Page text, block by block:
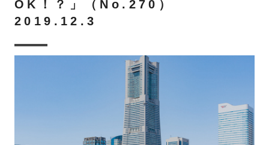
OK！？」（No.270）
2019.12.3